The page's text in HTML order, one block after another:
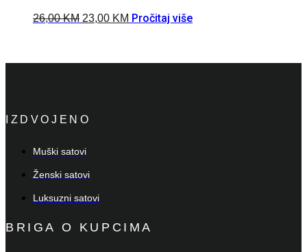
26,00KM 23,00 KM Pročitaj više
IZDVOJENO
Muški satovi
Ženski satovi
Luksuzni satovi
BRIGA O KUPCIMA